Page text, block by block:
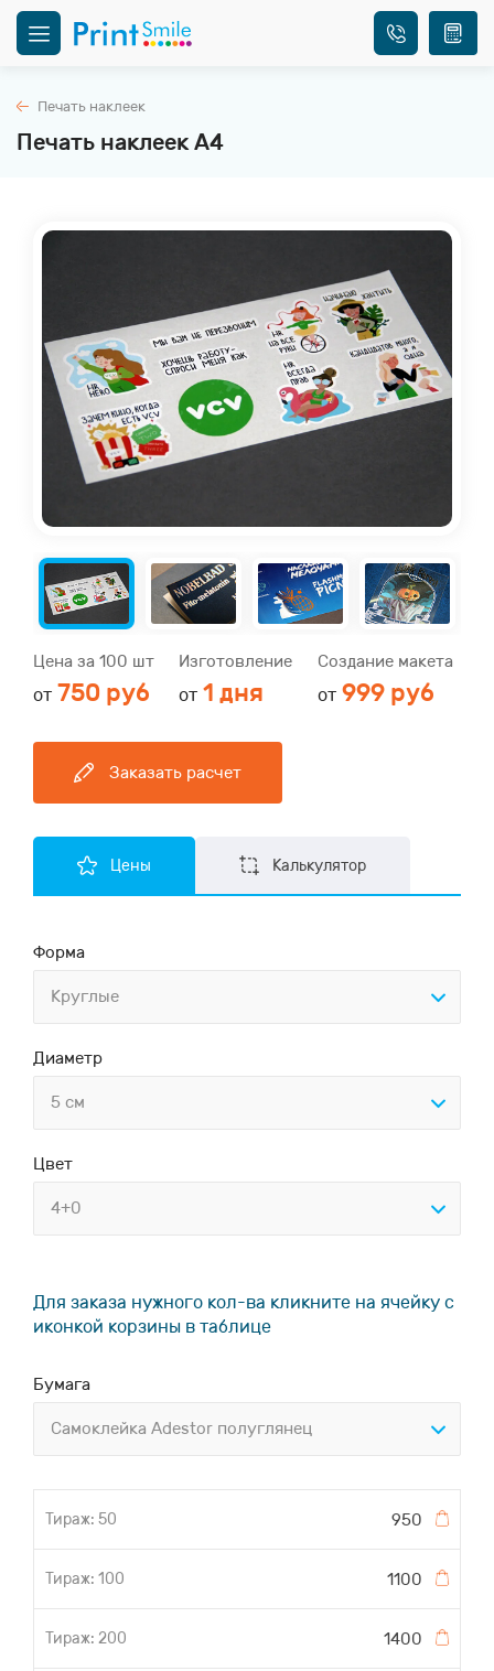
Печать наклеек
Печать наклеек А4
Цена за 100 шт
от 750 руб
Изготовление
от 1 дня
Создание макета
от999 руб
Заказать расчет
Цены Калькулятор
Форма
Круглые
Диаметр
5 см
Цвет
4+0
Для заказа нужного кол-ва кликните на ячейку с
иконкой корзины в таблице
Бумага
Самоклейка Adestor полуглянец
950
1100
1400